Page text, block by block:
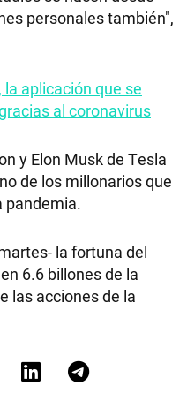
personales también",
aplicación que se
al coronavirus
y Elon Musk de Tesla
de los millonarios que
pandemia.
la fortuna del
6.6 billones de la
las acciones de la